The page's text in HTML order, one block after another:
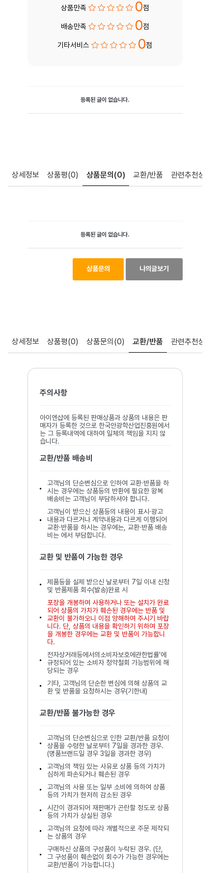
상품만족 0점
배송만족 0점
기타서비스 0점
등록된 글이 없습니다.
상세정보 상품평(0) 상품문의 (0) 교환/반품 관련추천상품
등록된 글이 없습니다.
상품문의 나의글보기
상세정보 상품평(0) 상품문의 (0) 교환/반품 관련추천상품
주의사항
아이엔샵에 등록된 판매상품과 상품의 내용은 판
매자가 등록한 것으로 한국안광학산업진흥원에서
는 그 등록내역에 대하여 일체의 책임을 지지 않
습니다.
교환/반품 배송비
고객님의 단순변심으로 인하여 교환·반품을 하
시는 경우에는 상품등의 반환에 필요한 왕복
배송비는 고객님이 부담하셔야 합니다.
고객님이 받으신 상품등의 내용이 표시·광고
내용과 다르거나 계약내용과 다르게 이행되어
교환·반품을 하시는 경우에는, 교환·반품 배송
비는 에서 부담합니다.
교환 및 반품이 가능한 경우
제품등을 실제 받으신 날로부터 7일 이내 신청
및 반품제품 회수(발송)완료 시
포장을 개봉하여 사용하거나 또는 설치가 완료
되어 상품의 가치가 훼손된 경우에는 반품 및
교환이 불가하오니 이점 양해하여 주시기 바랍
니다. 단, 상품의 내용을 확인하기 위하여 포장
을 개봉한 경우에는 교환 및 반품이 가능합니
다.
전자상거래등에서의소비자보호에관한법률'에
규정되어 있는 소비자 청약철회 가능범위에 해
당되는 경우
기타, 고객님의 단순한 변심에 의해 상품의 교
환 및 반품을 요청하시는 경우(기한내)
교환/반품 불가능한 경우
고객님의 단순변심으로 인한 교환/반품 요청이
상품을 수령한 날로부터 7일을 경과한 경우.
(명품브랜드일 경우 3일을 경과한 경우)
고객님의 책임 있는 사유로 상품 등의 가치가
심하게 파손되거나 훼손된 경우
고객님의 사용 또는 일부 소비에 의하여 상품
등의 가치가 현저히 감소된 경우
시간이 경과되어 재판매가 곤란할 정도로 상품
등의 가치가 상실된 경우
고객님의 요청에 따라 개별적으로 주문 제작되
는 상품의 경우
구매하신 상품의 구성품이 누락된 경우. (단,
그 구성품이 훼손없이 회수가 가능한 경우에는
교환/반품이 가능합니다.)